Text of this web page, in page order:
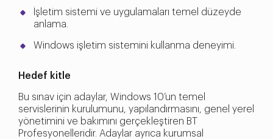
İşletim sistemi ve uygulamaları temel düzeyde
anlama.
Windows işletim sistemini kullanma deneyimi.
Hedef kitle
Bu sınav için adaylar, Windows 10’un temel
servislerinin kurulumunu, yapılandırmasını, genel yerel
yönetimini ve bakımını gerçekleştiren BT
Profesyonelleridir. Adaylar ayrıca kurumsal